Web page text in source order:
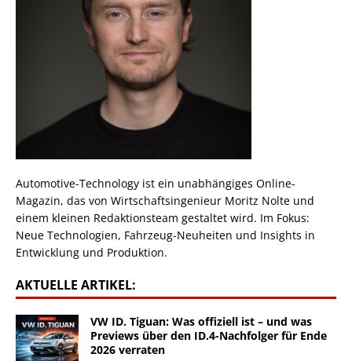
Automotive-Technology ist ein unabhängiges Online-
Magazin, das von Wirtschaftsingenieur Moritz Nolte und
einem kleinen Redaktionsteam gestaltet wird. Im Fokus:
Neue Technologien, Fahrzeug-Neuheiten und Insights in
Entwicklung und Produktion.
AKTUELLE ARTIKEL:
VW ID. Tiguan: Was offiziell ist – und was
Previews über den ID.4-Nachfolger für Ende
2026 verraten